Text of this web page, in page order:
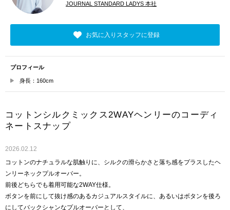
JOURNAL STANDARD LADYS 本社
お気に入りスタッフに登録
プロフィール
身長：160cm
コットンシルクミックス2WAYヘンリーのコーディ
ネートスナップ
2026.02.12
コットンのナチュラルな肌触りに、シルクの滑らかさと落ち感をプラスしたヘ
ンリーネックプルオーバー。
前後どちらでも着用可能な2WAY仕様。
ボタンを前にして抜け感のあるカジュアルスタイルに、あるいはボタンを後ろ
にしてバックシャンなプルオーバーとして、